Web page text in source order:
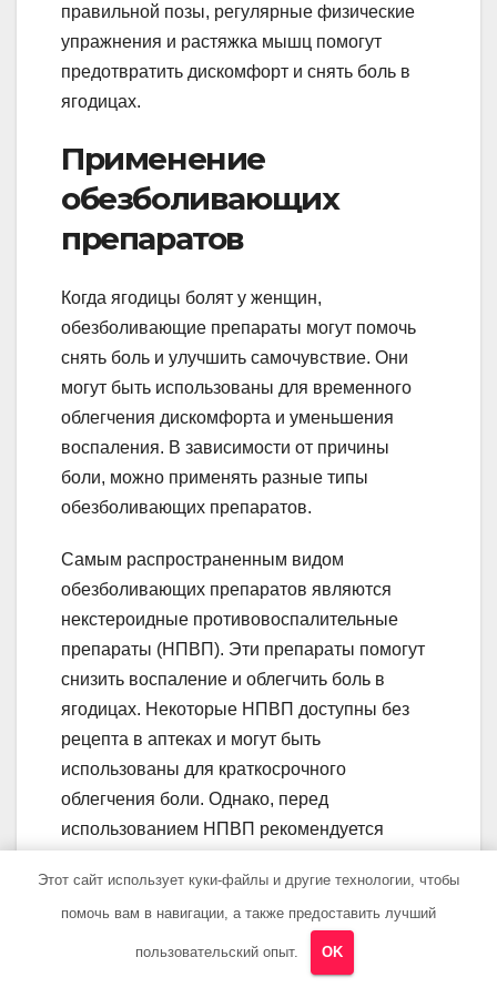
правильной позы, регулярные физические
упражнения и растяжка мышц помогут
предотвратить дискомфорт и снять боль в
ягодицах.
Применение
обезболивающих
препаратов
Когда ягодицы болят у женщин,
обезболивающие препараты могут помочь
снять боль и улучшить самочувствие. Они
могут быть использованы для временного
облегчения дискомфорта и уменьшения
воспаления. В зависимости от причины
боли, можно применять разные типы
обезболивающих препаратов.
Самым распространенным видом
обезболивающих препаратов являются
некстероидные противовоспалительные
препараты (НПВП). Эти препараты помогут
снизить воспаление и облегчить боль в
ягодицах. Некоторые НПВП доступны без
рецепта в аптеках и могут быть
использованы для краткосрочного
облегчения боли. Однако, перед
использованием НПВП рекомендуется
фармацевтом, чтобы убедиться, что они
безопасны для вас и сочетаются с другими
препаратами, которые вы принимаете.
Этот сайт использует куки-файлы и другие технологии, чтобы
помочь вам в навигации, а также предоставить лучший
пользовательский опыт. OK